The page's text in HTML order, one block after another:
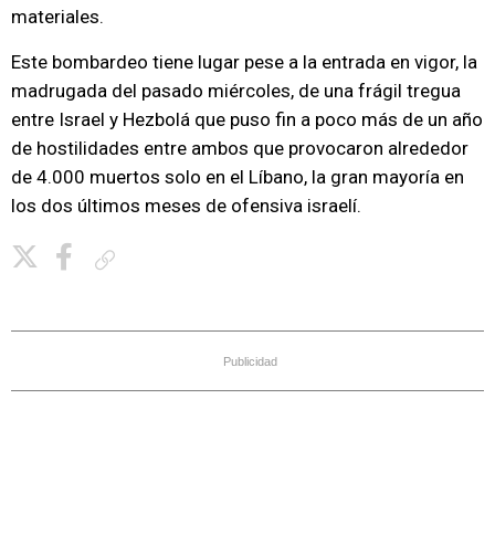
materiales.
Este bombardeo tiene lugar pese a la entrada en vigor, la
madrugada del pasado miércoles, de una frágil tregua
entre Israel y Hezbolá que puso fin a poco más de un año
de hostilidades entre ambos que provocaron alrededor
de 4.000 muertos solo en el Líbano, la gran mayoría en
los dos últimos meses de ofensiva israelí.
Publicidad